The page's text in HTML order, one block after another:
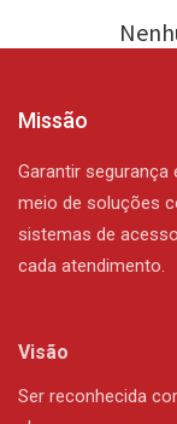
Missão
Garantir
meio de soluções
sistemas de
cada atendimento.
Visão
Ser reconhecida